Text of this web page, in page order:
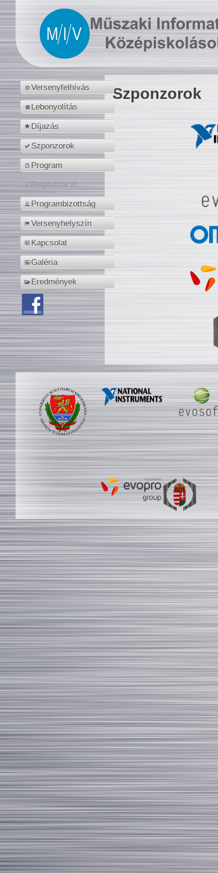
Versenyfelhívás
Lebonyolítás
Díjazás
Szponzorok
Program
Regisztráció
Programbizottság
Versenyhelyszín
Kapcsolat
Galéria
Eredmények
Szponzorok